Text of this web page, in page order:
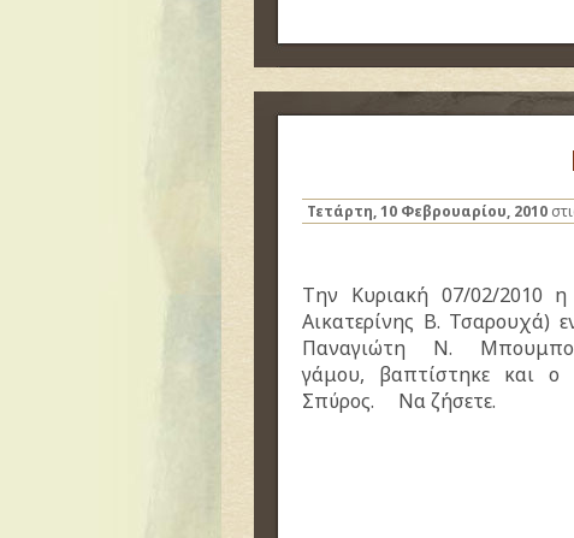
Τετάρτη, 10 Φεβρουαρίου, 2010
Την Κυριακή 07/02/2010 η
Αικατερίνης Β. Τσαρουχά)
Παναγιώτη Ν.
γάμου, βαπτίστηκε και ο
Σπύρος. Να ζήσετε.